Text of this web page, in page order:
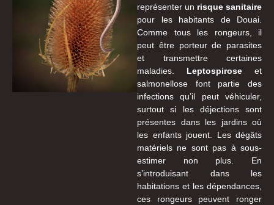
représenter un risque sanitaire
pour les habitants de Douai.
Comme tous les rongeurs, il
peut être porteur de parasites
et transmettre certaines
maladies. Leptospirose et
salmonellose font partie des
infections qu’il peut véhiculer,
surtout si les déjections sont
présentes dans les jardins où
les enfants jouent. Les dégâts
matériels ne sont pas à sous-
estimer non plus. En
s’introduisant dans les
habitations et les dépendances,
ces rongeurs peuvent ronger